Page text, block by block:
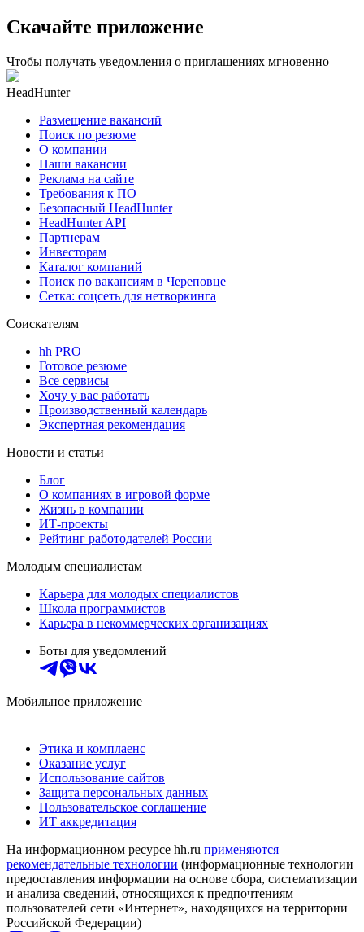
Скачайте приложение
Чтобы получать уведомления о приглашениях мгновенно
HeadHunter
Размещение вакансий
Поиск по резюме
О компании
Наши вакансии
Реклама на сайте
Требования к ПО
Безопасный HeadHunter
HeadHunter API
Партнерам
Инвесторам
Каталог компаний
Поиск по вакансиям в Череповце
Сетка: соцсеть для нетворкинга
Соискателям
hh PRO
Готовое резюме
Все сервисы
Хочу у вас работать
Производственный календарь
Экспертная рекомендация
Новости и статьи
Блог
О компаниях в игровой форме
Жизнь в компании
ИТ-проекты
Рейтинг работодателей России
Молодым специалистам
Карьера для молодых специалистов
Школа программистов
Карьера в некоммерческих организациях
Боты для уведомлений
Мобильное приложение
Этика и комплаенс
Оказание услуг
Использование сайтов
Защита персональных данных
Пользовательское соглашение
ИТ аккредитация
На информационном ресурсе hh.ru применяются
рекомендательные технологии (информационные технологии
предоставления информации на основе сбора, систематизации
и анализа сведений, относящихся к предпочтениям
пользователей сети «Интернет», находящихся на территории
Российской Федерации)